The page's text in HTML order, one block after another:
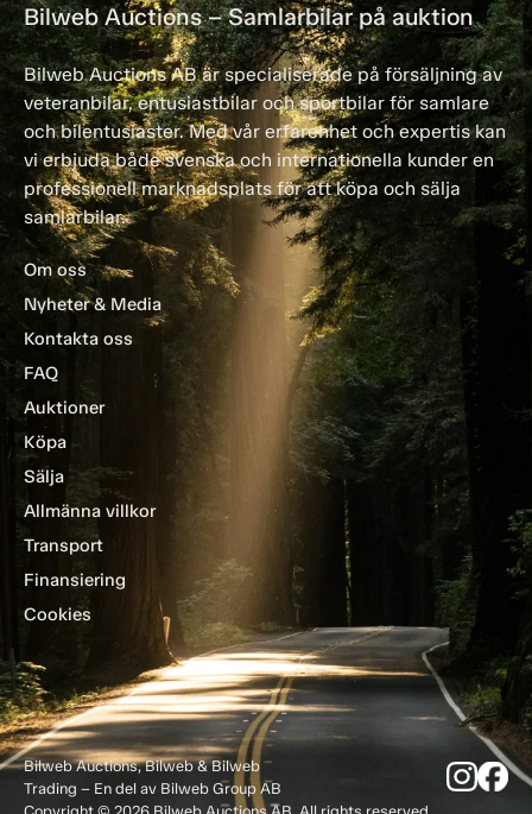
Bilweb Auctions – Samlarbilar på auktion
Bilweb Auctions AB är specialiserade på försäljning av
veteranbilar, entusiastbilar och sportbilar för samlare
och bilentusiaster. Med vår erfarenhet och expertis kan
vi erbjuda både svenska och internationella kunder en
professionell marknadsplats för att köpa och sälja
samlarbilar.
Om oss
Nyheter & Media
Kontakta oss
FAQ
Auktioner
Köpa
Sälja
Allmänna villkor
Transport
Finansiering
Cookies
Bilweb Auctions, Bilweb & Bilweb
Trading – En del av Bilweb Group AB